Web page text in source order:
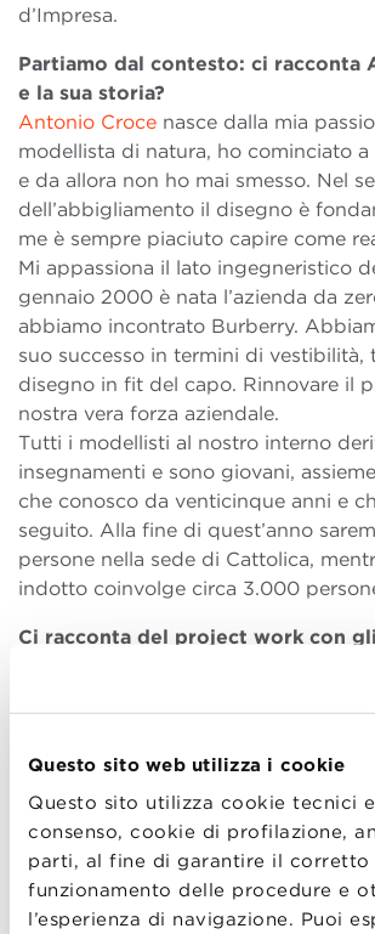
Questo sito web utilizza i cookie
Questo sito utilizza cookie tecnici
consenso, cookie di profilazione,
parti, al fine di garantire il corretto
funzionamento delle procedure e
l’esperienza di navigazione. Puoi
d’Impresa.
Partiamo dal contesto: ci racconta
e la sua storia?
Antonio Croce nasce dalla mia
modellista di natura, ho cominciato a
e da allora non ho mai smesso. Nel
dell’abbigliamento il disegno è
me è sempre piaciuto capire come
Mi appassiona il lato ingegneristico
gennaio 2000 è nata l’azienda da
abbiamo incontrato Burberry.
suo successo in termini di vestibilità,
disegno in fit del capo. Rinnovare il
nostra vera forza aziendale.
Tutti i modellisti al nostro interno
insegnamenti e sono giovani,
che conosco da venticinque anni e
seguito. Alla fine di quest’anno
persone nella sede di Cattolica,
indotto coinvolge circa 3.000
Ci racconta del project work con
Abbiamo avuto l’idea di coinvolgere
in Mercati Asiatici e Made in Italy . I
mercati asiatici, dove e di che tipo,
identità di brand. Il secondo gruppo,
appena cominciato, verrà coinvolto
brand experience che vogliamo
sentire le loro idee sull’insieme di